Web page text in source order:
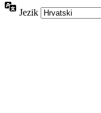
Jezik